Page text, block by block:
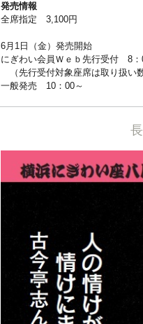
発売情報
全席指定 3,100円
6月1日（金）発売開始
にぎわい会員Ｗｅｂ先行受付 8：
（先行受付対象座席は取り扱い
一般発売 10：00～